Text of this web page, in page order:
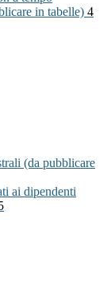
in tabelle) 4
(da pubblicare
ai dipendenti